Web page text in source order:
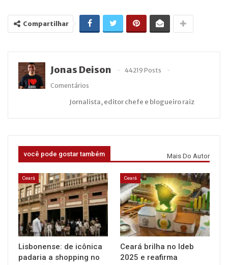
Compartilhar
Jonas Deison
44219 Posts
Comentários
Jornalista, editor chefe e blogueiro raiz
você pode gostar também Mais Do Autor
Ceará
Lisbonense: de icônica
padaria a shopping no
Ceará
Ceará brilha no Ideb
2025 e reafirma